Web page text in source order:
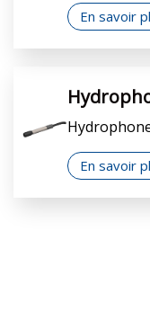
En savoir
En savoir